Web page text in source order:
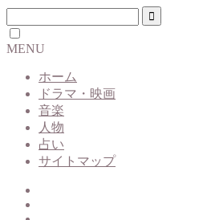
MENU
ホーム
ドラマ・映画
音楽
人物
占い
サイトマップ